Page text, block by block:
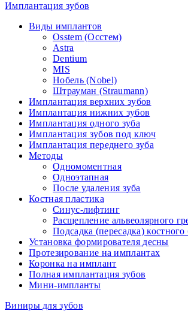
Имплантация зубов
Виды имплантов
Osstem (Осстем)
Astra
Dentium
MIS
Нобель (Nobel)
Штрауман (Straumann)
Имплантация верхних зубов
Имплантация нижних зубов
Имплантация одного зуба
Имплантация зубов под ключ
Имплантация переднего зуба
Методы
Одномоментная
Одноэтапная
После удаления зуба
Костная пластика
Синус-лифтинг
Расщепление альвеолярного
Подсадка (пересадка) костного
Установка формирователя десны
Протезирование на имплантах
Коронка на имплант
Полная имплантация зубов
Мини-импланты
Виниры для зубов